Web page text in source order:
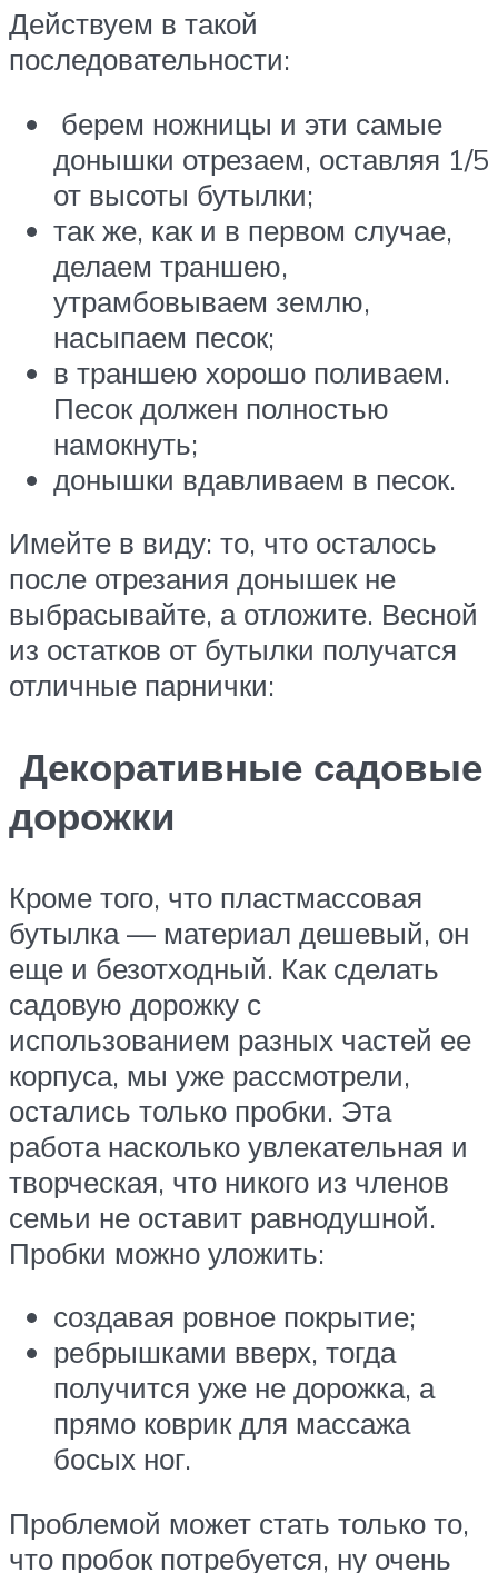
Действуем в такой
последовательности:
берем ножницы и эти самые
донышки отрезаем, оставляя 1/5
от высоты бутылки;
так же, как и в первом случае,
делаем траншею,
утрамбовываем землю,
насыпаем песок;
в траншею хорошо поливаем.
Песок должен полностью
намокнуть;
донышки вдавливаем в песок.
Имейте в виду: то, что осталось
после отрезания донышек не
выбрасывайте, а отложите. Весной
из остатков от бутылки получатся
отличные парнички:
Декоративные садовые
дорожки
Кроме того, что пластмассовая
бутылка — материал дешевый, он
еще и безотходный. Как сделать
садовую дорожку с
использованием разных частей ее
корпуса, мы уже рассмотрели,
остались только пробки. Эта
работа насколько увлекательная и
творческая, что никого из членов
семьи не оставит равнодушной.
Пробки можно уложить:
создавая ровное покрытие;
ребрышками вверх, тогда
получится уже не дорожка, а
прямо коврик для массажа
босых ног.
Проблемой может стать только то,
что пробок потребуется, ну очень